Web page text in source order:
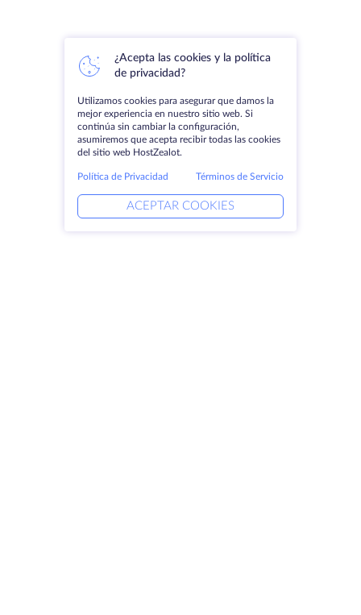
¿Acepta las cookies y la política
de privacidad?
Utilizamos cookies para asegurar que damos la
mejor experiencia en nuestro sitio web. Si
continúa sin cambiar la configuración,
asumiremos que acepta recibir todas las cookies
del sitio web HostZealot.
Política de Privacidad Términos de Servicio
ACEPTAR COOKIES